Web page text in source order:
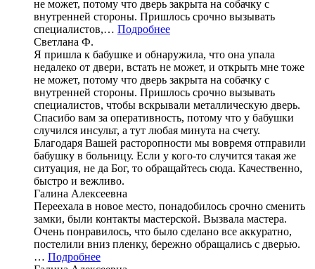
не может, потому что дверь закрыта на собачку с
внутренней стороны. Пришлось срочно вызывать
специалистов,… Подробнее
Светлана Ф.
Я пришла к бабушке и обнаружила, что она упала
недалеко от двери, встать не может, и открыть мне тоже
не может, потому что дверь закрыта на собачку с
внутренней стороны. Пришлось срочно вызывать
специалистов, чтобы вскрывали металлическую дверь.
Спасибо вам за оперативность, потому что у бабушки
случился инсульт, а тут любая минута на счету.
Благодаря Вашей расторопности мы вовремя отправили
бабушку в больницу. Если у кого-то случится такая же
ситуация, не да Бог, то обращайтесь сюда. Качественно,
быстро и вежливо.
Галина Алексеевна
Переехала в новое место, понадобилось срочно сменить
замки, были контакты мастерской. Вызвала мастера.
Очень понравилось, что было сделано все аккуратно,
постелили вниз пленку, бережно обращались с дверью.
… Подробнее